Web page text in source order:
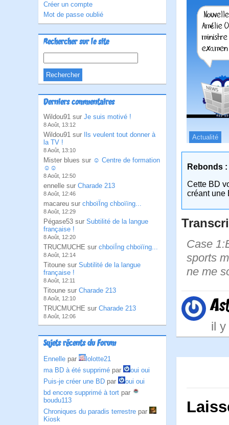
Créer un compte
Mot de passe oublié
Rechercher sur le site
Derniers commentaires
Wildou91 sur Je suis motivé !
8 Août, 13:12
Wildou91 sur
Ils veulent tout donner à
la TV !
8 Août, 13:10
Mister blues sur ☺ Centre de formation
☺☺
8 Août, 12:50
ennelle sur Charade 213
8 Août, 12:46
macareu sur chboïÏng chboïïng...
8 Août, 12:29
Pégase53 sur Subtilité de la langue
française !
8 Août, 12:20
TRUCMUCHE sur chboïÏng chboïïng...
8 Août, 12:14
Titoune sur Subtilité de la langue
française !
8 Août, 12:11
Titoune sur Charade 213
8 Août, 12:10
TRUCMUCHE sur Charade 213
8 Août, 12:06
Sujets récents du Forum
Ennelle par
lolotte21
ma BD à été supprimé par
oui oui
Puis-je créer une BD par
oui oui
bd encore supprimé à tort par
boudu113
Chroniques du paradis terrestre par
Kiosk
Actualité
Rebonds :
Cette BD
créant une
Case
sports
ne me
il